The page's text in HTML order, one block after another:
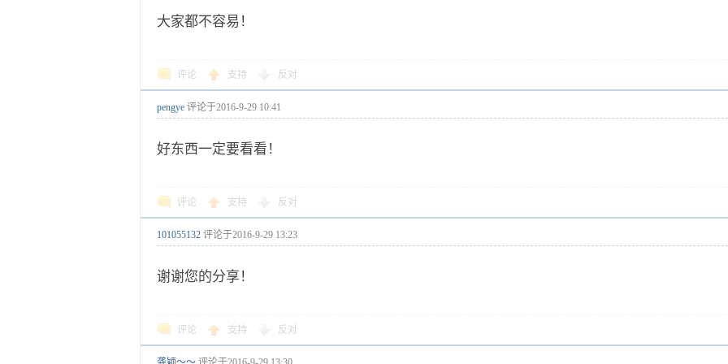
大家都不容易！
评论 支持 反对
pengye 评论于2016-9-29 10:41
好东西一定要看看！
评论 支持 反对
101055132 评论于2016-9-29 13:23
谢谢您的分享！
评论 支持 反对